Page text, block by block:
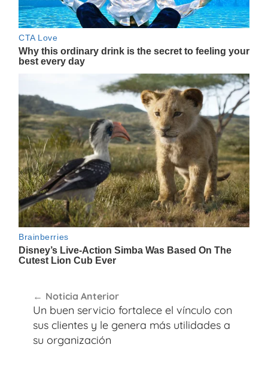
de
entradas
Noticia Anterior
Un buen servicio fortalece el vínculo con
sus clientes y le genera más utilidades a
su organización